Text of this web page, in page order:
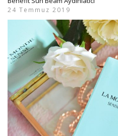
24 Temmuz 2019